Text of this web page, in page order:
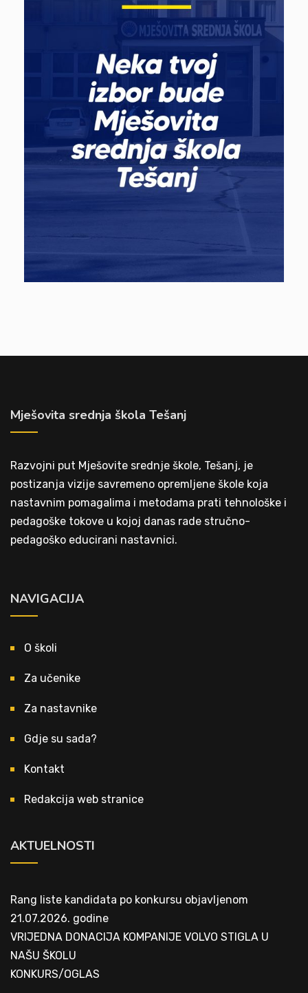
Mješovita srednja škola Tešanj
Razvojni put Mješovite srednje škole, Tešanj, je
postizanja vizije savremeno opremljene škole koja
nastavnim pomagalima i metodama prati tehnološke i
pedagoške tokove u kojoj danas rade stručno-
pedagoško educirani nastavnici.
NAVIGACIJA
O školi
Za učenike
Za nastavnike
Gdje su sada?
Kontakt
Redakcija web stranice
AKTUELNOSTI
Rang liste kandidata po konkursu objavljenom
21.07.2026. godine
VRIJEDNA DONACIJA KOMPANIJE VOLVO STIGLA U
NAŠU ŠKOLU
KONKURS/OGLAS